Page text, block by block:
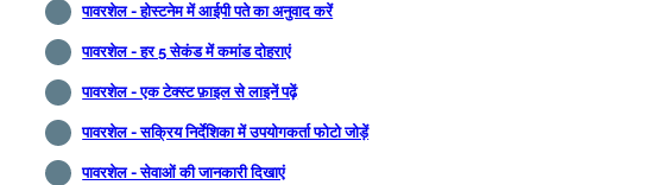
पावरशेल - होस्टनेम में आईपी पते का अनुवाद करें
पावरशेल - हर 5 सेकंड में कमांड दोहराएं
पावरशेल - एक टेक्स्ट फ़ाइल से लाइनें पढ़ें
पावरशेल - सक्रिय निर्देशिका में उपयोगकर्ता फोटो जोड़ें
पावरशेल - सेवाओं की जानकारी दिखाएं